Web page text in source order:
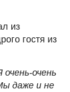
из
гостя из
очень
даже и не